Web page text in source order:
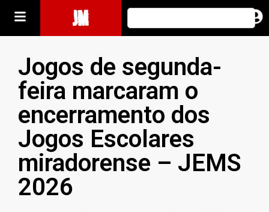
JM
Jogos de segunda-
feira marcaram o
encerramento dos
Jogos Escolares
miradorense – JEMS
2026